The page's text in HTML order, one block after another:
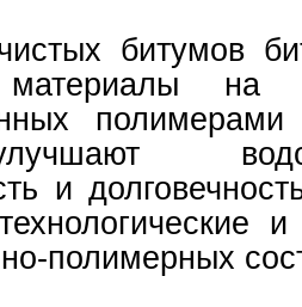
битумов
на
и
и
полимерных